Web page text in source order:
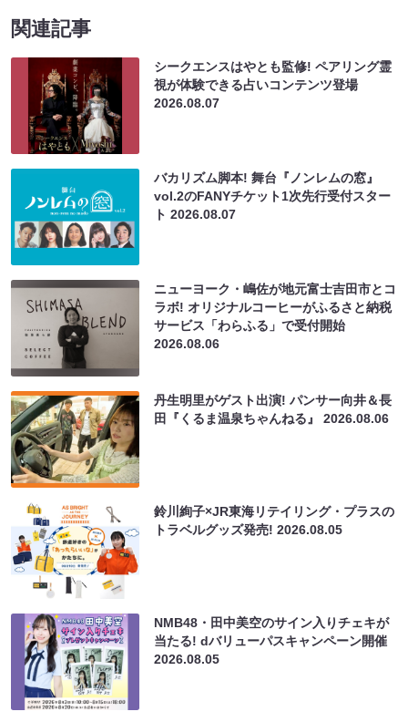
関連記事
シークエンスはやとも監修! ペアリング霊
視が体験できる占いコンテンツ登場
2026.08.07
バカリズム脚本! 舞台『ノンレムの窓』
vol.2のFANYチケット1次先行受付スター
ト2026.08.07
ニューヨーク・嶋佐が地元富士吉田市とコ
ラボ! オリジナルコーヒーがふるさと納税
サービス「わらふる」で受付開始
2026.08.06
丹生明里がゲスト出演! パンサー向井＆長
田『くるま温泉ちゃんねる』2026.08.06
鈴川絢子×JR東海リテイリング・プラスの
トラベルグッズ発売!2026.08.05
NMB48・田中美空のサイン入りチェキが
当たる! dバリューパスキャンペーン開催
2026.08.05